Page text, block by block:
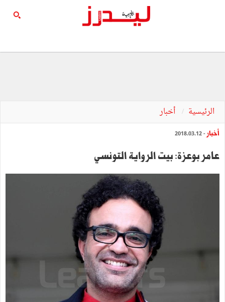
الرئيسية أخبار
أخبار - 2018.03.12
عامر بوعزة: بيت الرواية التونسي